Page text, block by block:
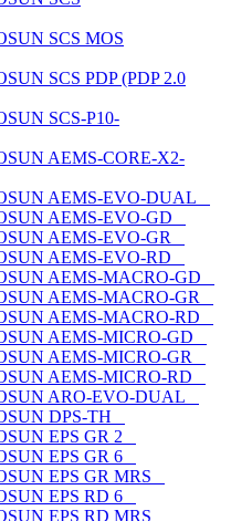
SCS MOS
SCS PDP (PDP 2.0
SCS-P10-
AEMS-CORE-X2-
AEMS-EVO-DUAL
AEMS-EVO-GD
AEMS-EVO-GR
AEMS-EVO-RD
AEMS-MACRO-GD
AEMS-MACRO-GR
AEMS-MACRO-RD
AEMS-MICRO-GD
AEMS-MICRO-GR
AEMS-MICRO-RD
ARO-EVO-DUAL
DPS-TH
EPS GR 2
EPS GR 6
EPS GR MRS
EPS RD 6
EPS RD MRS